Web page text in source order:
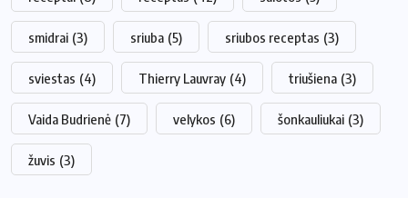
smidrai (3) sriuba (5) sriubos receptas (3)
sviestas (4) Thierry Lauvray (4) triušiena (3)
Vaida Budrienė (7) velykos (6) šonkauliukai (3)
žuvis (3)